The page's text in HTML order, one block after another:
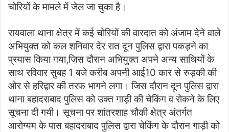
चोरियों के मामले में जेल जा चुका है।
रायवाला थाना क्षेत्र में कई चोरियों की वारदात को अंजाम देने वाले
अभियुक्त को कल शनिवार देर रात दून पुलिस द्वारा पकड़ने का
प्रयास किया गया,जिस दौरान अभियुक्त अपने अन्य साथियों के
साथ रविवार सुबह 1 बजे करीब अपनी आई10 कार से रुड़की की
ओर से हरिद्वार की तरफ भागने लगा। जिस दौरान दून पुलिस द्वारा
थाना बहादराबाद पुलिस को उक्त गाड़ी की चेकिंग व रोकने के लिए
सूचना दी गयी। सूचना पर शांतरशाह चौकी क्षेत्र अंतर्गत
आरोग्यम के पास बहादराबाद पुलिस द्वारा चेकिंग के दौरान गाड़ी को